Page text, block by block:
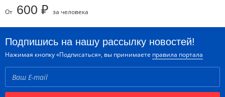
От 600 ₽ за человека
Подпишись на нашу рассылку новостей!
Нажимая кнопку «Подписаться», вы принимаете правила портала